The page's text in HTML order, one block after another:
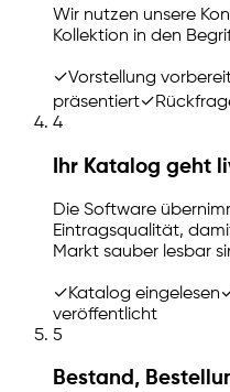
Wir nutzen unsere
Kollektion in den
✓Vorstellung
präsentiert✓
4
Ihr Katalog geht
Die Software
Eintragsqualität,
Markt sauber lesbar
✓Katalog eingelesen
veröffentlicht
5
Bestand,